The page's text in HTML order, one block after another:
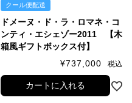
ドメーヌ・ド・ラ・ロマネ・コ
ンティ・エシェゾー2011 【木
箱風ギフトボックス付】
クール便配送
¥737,000 税込
カートに入れる